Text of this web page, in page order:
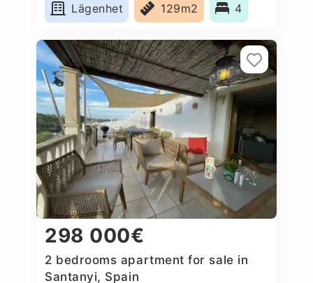
Lägenhet
129m2 4
298 000€
2 bedrooms apartment for sale in
Santanyi, Spain